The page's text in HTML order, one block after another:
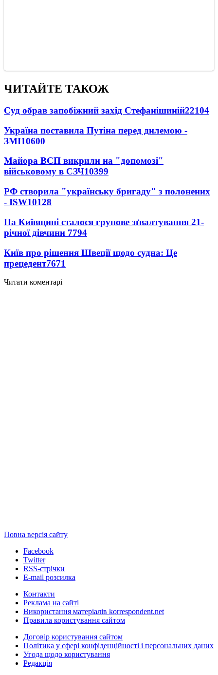
ЧИТАЙТЕ ТАКОЖ
Суд обрав запобіжний захід Стефанішиній22104
Україна поставила Путіна перед дилемою -
ЗМІ10600
Майора ВСП викрили на "допомозі"
військовому в СЗЧ10399
РФ створила "українську бригаду" з полонених
- ISW10128
На Київщині сталося групове зґвалтування 21-
річної дівчини 7794
Київ про рішення Швеції щодо судна: Це
прецедент7671
Читати коментарі
Повна версія сайту
Facebook
Twitter
RSS-стрічки
E-mail розсилка
Контакти
Реклама на сайті
Використання матеріалів korrespondent.net
Правила користування сайтом
Договір користування сайтом
Політика у сфері конфіденційності і персональних даних
Угода щодо користування
Редакція